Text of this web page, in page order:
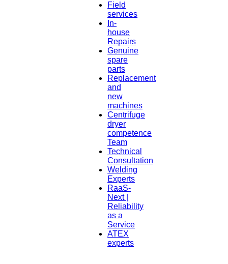
Field
services
In-
house
Repairs
Genuine
spare
parts
Replacement
and
new
machines
Centrifuge
dryer
competence
Team
Technical
Consultation
Welding
Experts
RaaS-
Next |
Reliability
as a
Service
ATEX
experts